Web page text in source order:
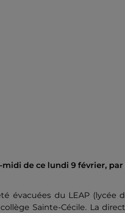
de ce lundi 9 février,
évacuées du LEAP (lycée
Sainte-Cécile. La